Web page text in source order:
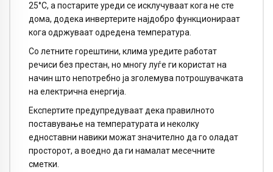
25°C, а постарите уреди се исклучуваат кога не сте
дома, додека инвертерите најдобро функционираат
кога одржуваат одредена температура.
Со летните горештини, клима уредите работат
речиси без престан, но многу луѓе ги користат на
начин што непотребно ја зголемува потрошувачката
на електрична енергија.
Експертите предупредуваат дека правилното
поставување на температурата и неколку
едноставни навики можат значително да го оладат
просторот, а воедно да ги намалат месечните
сметки.